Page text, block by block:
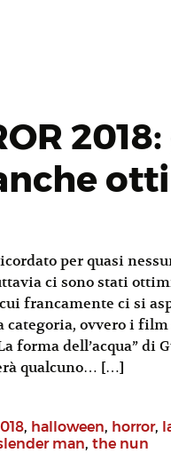
per quasi
ci sono stati
francamente ci si
ovvero i film
forma dell’acqua” di
qualcuno… […]
, halloween, horror,
man, the nun